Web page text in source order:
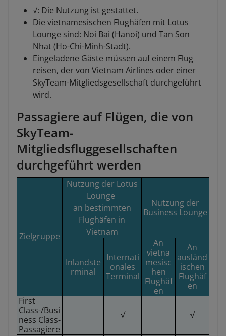
√: Die Nutzung ist gestattet.
Die vietnamesischen Flughäfen mit Lotus
Lounge sind: Noi Bai (Hanoi) und Tan Son
Nhat (Ho-Chi-Minh-Stadt).
Eingeladene Gäste müssen auf einem Flug
reisen, der von Vietnam Airlines oder einer
SkyTeam-Mitgliedsgesellschaft durchgeführt
wird.
Passagiere auf Flügen, die von
SkyTeam-
Mitgliedsfluggesellschaften
durchgeführt werden
Zielgruppe
Nutzung der Lotus
Lounge
an bestimmten
Flughäfen in
Vietnam
Nutzung der
Business Lounge
Inlandste
rminal
Internati
onales
Terminal
An
vietna
mesisc
hen
Flughäf
en
An
ausländ
ischen
Flughäf
en
First
Class-/Busi
ness Class-
Passagiere
√ √